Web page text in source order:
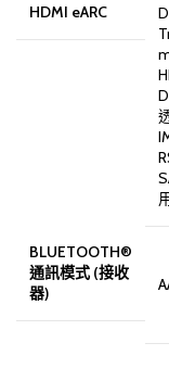
HDMI eARC
BLUETOOTH®
通訊模式 (接收
器)